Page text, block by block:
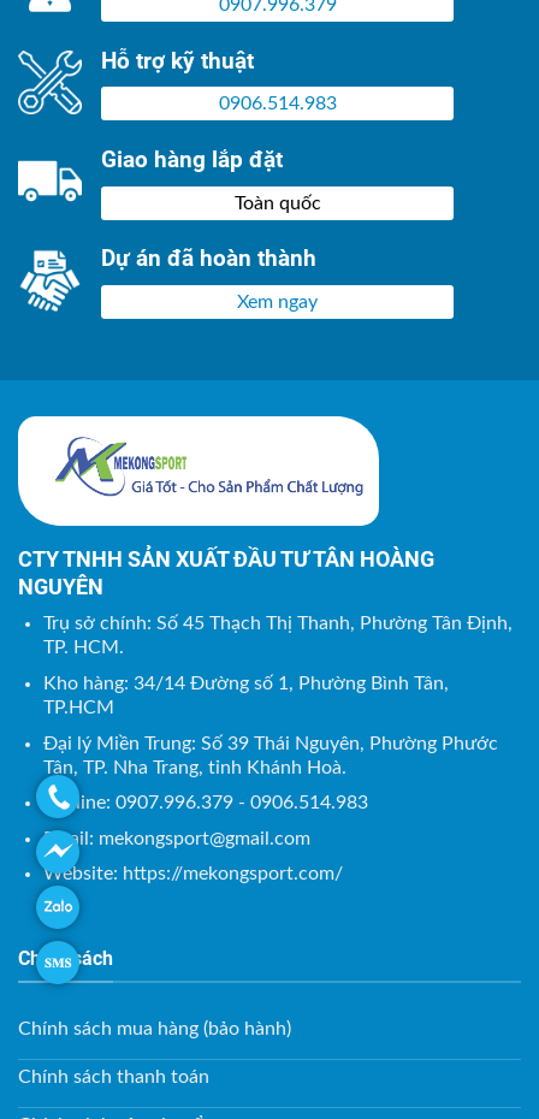
0907.996.379
Hỗ trợ kỹ thuật
0906.514.983
Giao hàng lắp đặt
Toàn quốc
Dự án đã hoàn thành
Xem ngay
CTY TNHH SẢN XUẤT ĐẦU TƯ TÂN HOÀNG
NGUYÊN
Trụ sở chính: Số 45 Thạch Thị Thanh, Phường Tân Định,
TP. HCM.
Kho hàng: 34/14 Đường số 1, Phường Bình Tân,
TP.HCM
Đại lý Miền Trung: Số 39 Thái Nguyên, Phường Phước
Tân, TP. Nha Trang, tỉnh Khánh Hoà.
Hotline: 0907.996.379 - 0906.514.983
Email: mekongsport@gmail.com
Website: https://mekongsport.com/
Chính sách
Chính sách mua hàng (bảo hành)
Chính sách thanh toán